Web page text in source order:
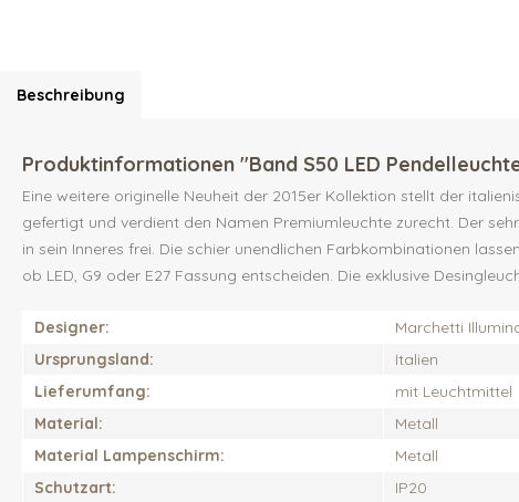
Beschreibung
Produktinformationen "Band S50 LED
Eine weitere originelle Neuheit der 2015er Kollektion stellt der
gefertigt und verdient den Namen Premiumleuchte zurecht. Der
in sein Inneres frei. Die schier unendlichen Farbkombinationen
ob LED, G9 oder E27 Fassung entscheiden. Die exklusive
Designer:
Marchetti
Ursprungsland:
Italien
Lieferumfang:
mit Leuchtmittel
Material:
Metall
Material Lampenschirm:
Metall
Schutzart:
IP20